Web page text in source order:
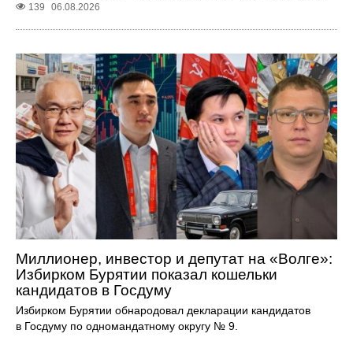
139
06.08.2026
Миллионер, инвестор и депутат на «Волге»:
Избирком Бурятии показал кошельки
кандидатов в Госдуму
Избирком Бурятии обнародовал декларации кандидатов
в Госдуму по одномандатному округу № 9.